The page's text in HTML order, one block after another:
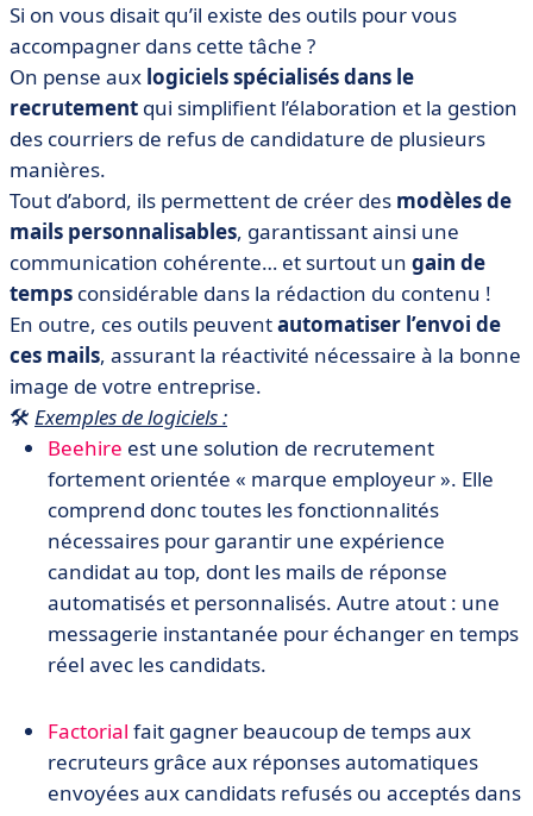
Si on vous disait qu’il existe des outils pour vous
accompagner dans cette tâche ?
On pense aux logiciels spécialisés dans le
recrutement qui simplifient l’élaboration et la gestion
des courriers de refus de candidature de plusieurs
manières.
Tout d’abord, ils permettent de créer des modèles de
mails personnalisables, garantissant ainsi une
communication cohérente… et surtout un gain de
temps considérable dans la rédaction du contenu !
En outre, ces outils peuventautomatiser l’envoi de
ces mails, assurant la réactivité nécessaire à la bonne
image de votre entreprise.
🛠️ Exemples de logiciels :
Beehire est une solution de recrutement
fortement orientée « marque employeur ». Elle
comprend donc toutes les fonctionnalités
nécessaires pour garantir une expérience
candidat au top, dont les mails de réponse
automatisés et personnalisés. Autre atout : une
messagerie instantanée pour échanger en temps
réel avec les candidats.
Factorial fait gagner beaucoup de temps aux
recruteurs grâce aux réponses automatiques
envoyées aux candidats refusés ou acceptés dans